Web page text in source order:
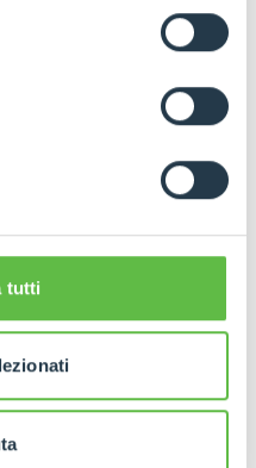
presente in ogni
all'interessato ai
apposita procedura.
tutti